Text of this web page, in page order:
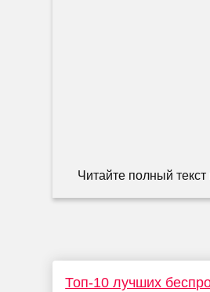
Читайте полный текст
Топ-10 лучших